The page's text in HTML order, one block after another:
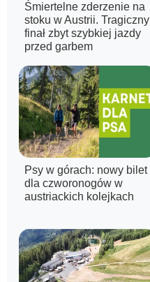
Śmiertelne zderzenie na
stoku w Austrii. Tragiczny
finał zbyt szybkiej jazdy
przed garbem
Psy w górach: nowy bilet
dla czworonogów w
austriackich kolejkach